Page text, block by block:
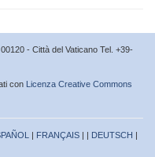
- Città del Vaticano Tel. +39-
con
Licenza Creative Commons
FRANÇAIS DEUTSCH